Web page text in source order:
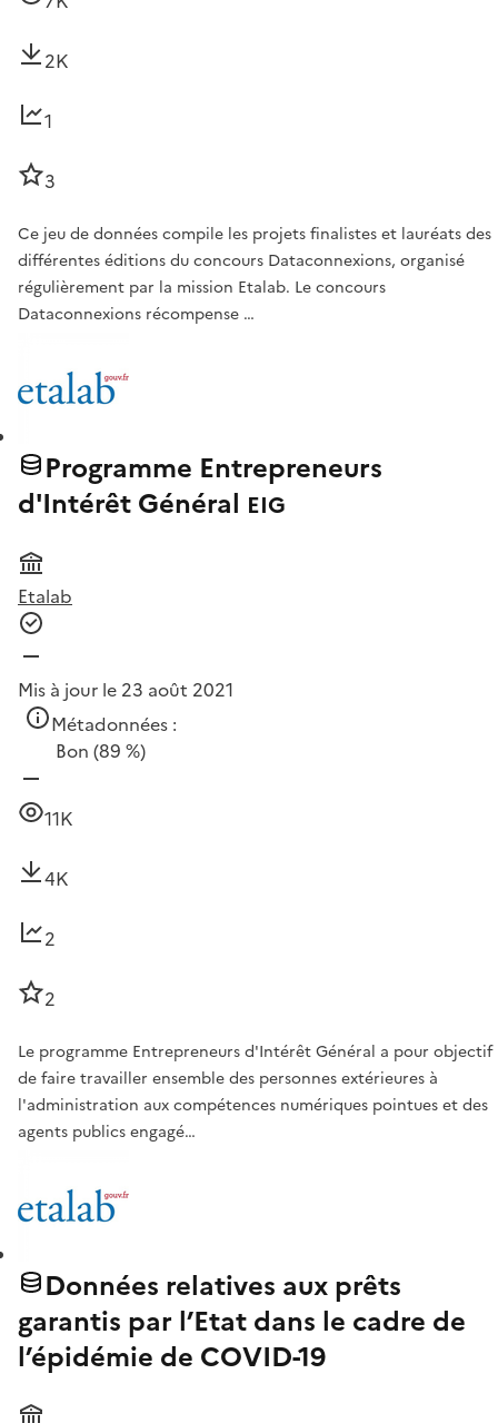
2K
1
3
Ce jeu de données compile les projets finalistes et lauréats des
différentes éditions du concours Dataconnexions, organisé
régulièrement par la mission Etalab. Le concours
Dataconnexions récompense …
Programme Entrepreneurs
d'Intérêt Général EIG
Etalab
Mis à jour le 23 août 2021
Métadonnées :
Bon (89 %)
11K
4K
2
2
Le programme Entrepreneurs d'Intérêt Général a pour objectif
de faire travailler ensemble des personnes extérieures à
l'administration aux compétences numériques pointues et des
agents publics engagé…
Données relatives aux prêts
garantis par l’Etat dans le cadre de
l’épidémie de COVID-19